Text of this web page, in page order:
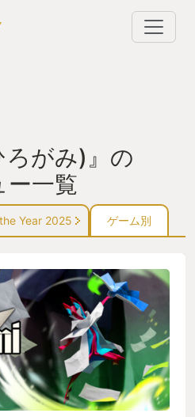
ろがみ)』の
ー一覧
Year 2025 ゲーム別